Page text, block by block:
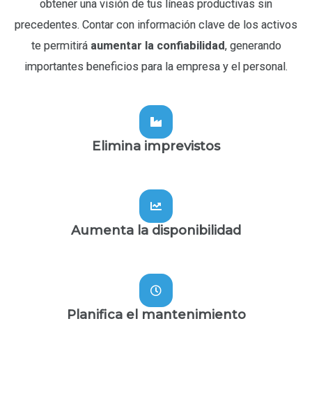
obtener una visión de tus líneas productivas sin
precedentes. Contar con información clave de los activos
te permitirá aumentar la confiabilidad, generando
importantes beneficios para la empresa y el personal.
Elimina imprevistos
Aumenta la disponibilidad
Planifica el mantenimiento